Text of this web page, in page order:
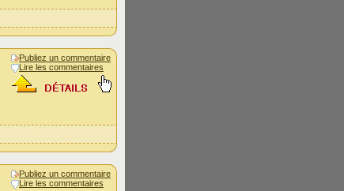
Publiez un commentaire
Lire les commentaires
Publiez un commentaire
Lire les commentaires